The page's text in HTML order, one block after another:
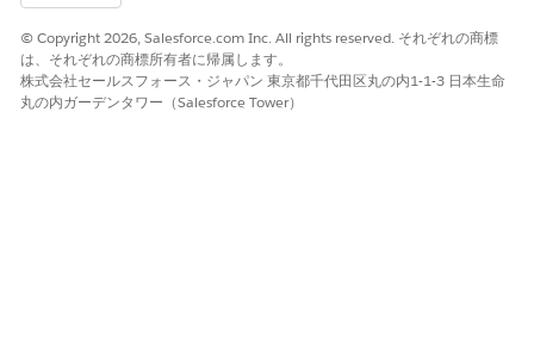
type.
Save your changes.
© Copyright 2026, Salesforce.com Inc. All rights reserved. それぞれの商標
は、それぞれの商標所有者に帰属します。
株式会社セールスフォース・ジャパン 東京都千代田区丸の内1-1-3 日本生命
丸の内ガーデンタワー（Salesforce Tower）